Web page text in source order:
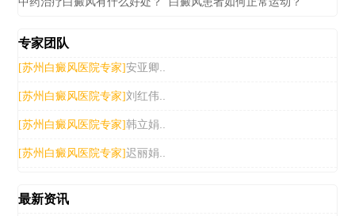
专家团队
[苏州白癜风医院专家]安亚卿..
[苏州白癜风医院专家]刘红伟..
[苏州白癜风医院专家]韩立娟..
[苏州白癜风医院专家]迟丽娟..
最新资讯